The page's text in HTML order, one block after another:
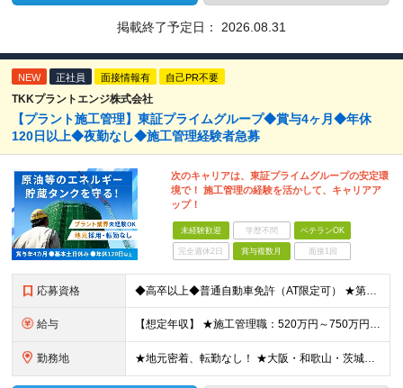
掲載終了予定日： 2026.08.31
NEW 正社員 面接情報有 自己PR不要
TKKプラントエンジ株式会社
【プラント施工管理】東証プライムグループ◆賞与4ヶ月◆年休
120日以上◆夜勤なし◆施工管理経験者急募
次のキャリアは、東証プライムグループの安定環
境で！ 施工管理の経験を活かして、キャリアア
ップ！
未経験歓迎 学歴不問 ベテランOK
完全週休2日 賞与複数月 面接1回
応募資格 ◆高卒以上◆普通自動車免許（AT限定可） ★第二新卒歓迎 ★プラント業界以外での施工管理経験者歓迎 【こんな方は向いています】 ・施工管理のスキルを活かして働きたい ・安定企業で長く働きたい ・チ
給与 【想定年収】 ★施工管理職：520万円～750万円 ※上記年収は残業時間40時間／月相当の金額を含みます。 月給25万円～35万円＋賞与年2回（原則固定支給額4ヵ月分）＋諸手当（残業手当全額など）
勤務地 ★地元密着、転勤なし！ ★大阪・和歌山・茨城・三重・千葉の各拠点 ★Ｕ・Iターン歓迎！（面接交通費支給） ★社用車貸与（出勤利用OK）、駐車場費用支給 ・大阪府堺市 ・和歌山県有田市 ・茨城県神栖市